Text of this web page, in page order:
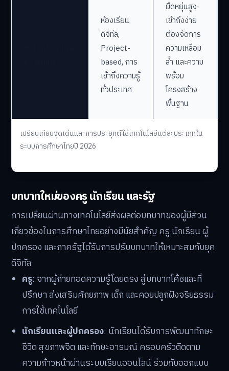
เปรียบเทียบจุดเด่นและการประยุกต์ใช้เทคโนโลยีแต่ละประเภทใน
ระบบการศึกษาไทยปี 2026
ห้องเรียน
ดิจิทัล,
Project-
based, การ
เข้าถึงความรู้
ทั่วประเทศ
ยืดหยุ่นสูง-
เข้าถึงง่าย
ต้องจัดการ
ความเหลื่อม
ล้ำ และความ
พร้อม
โครงสร้าง
พื้นฐาน
บทบาทใหม่ของครู นักเรียน และรัฐ
การเปลี่ยนผ่านทางเทคโนโลยีส่งผลต่อบทบาทของผู้มีส่วน
เกี่ยวข้องในการศึกษาไทยอย่างมีนัยสำคัญ ครู นักเรียน ผู้
ปกครอง และภาครัฐได้รับการปรับบทบาทให้เหมาะสมกับยุค
ดิจิทัล
ครู: จากผู้ถ่ายทอดความรู้โดยตรง สู่บทบาทโค้ชและที่
ปรึกษา ส่งเสริมศักยภาพ เด็ก และคอยปลูกฝังจริยธรรม
การใช้เทคโนโลยี
นักเรียนและผู้ปกครอง: นักเรียนได้รับการพัฒนาทักษะ
ชีวิต สุขภาพจิต และทักษะอารมณ์ ครอบครัวติดตาม
ความก้าวหน้าผ่านระบบเรียนออนไลน์ ร่วมกับออกแบบ